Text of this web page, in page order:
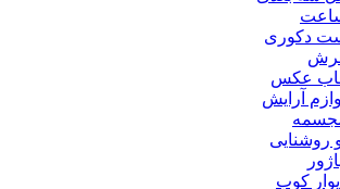
دکوری
عکس
آرایش
روشنایی
کوب